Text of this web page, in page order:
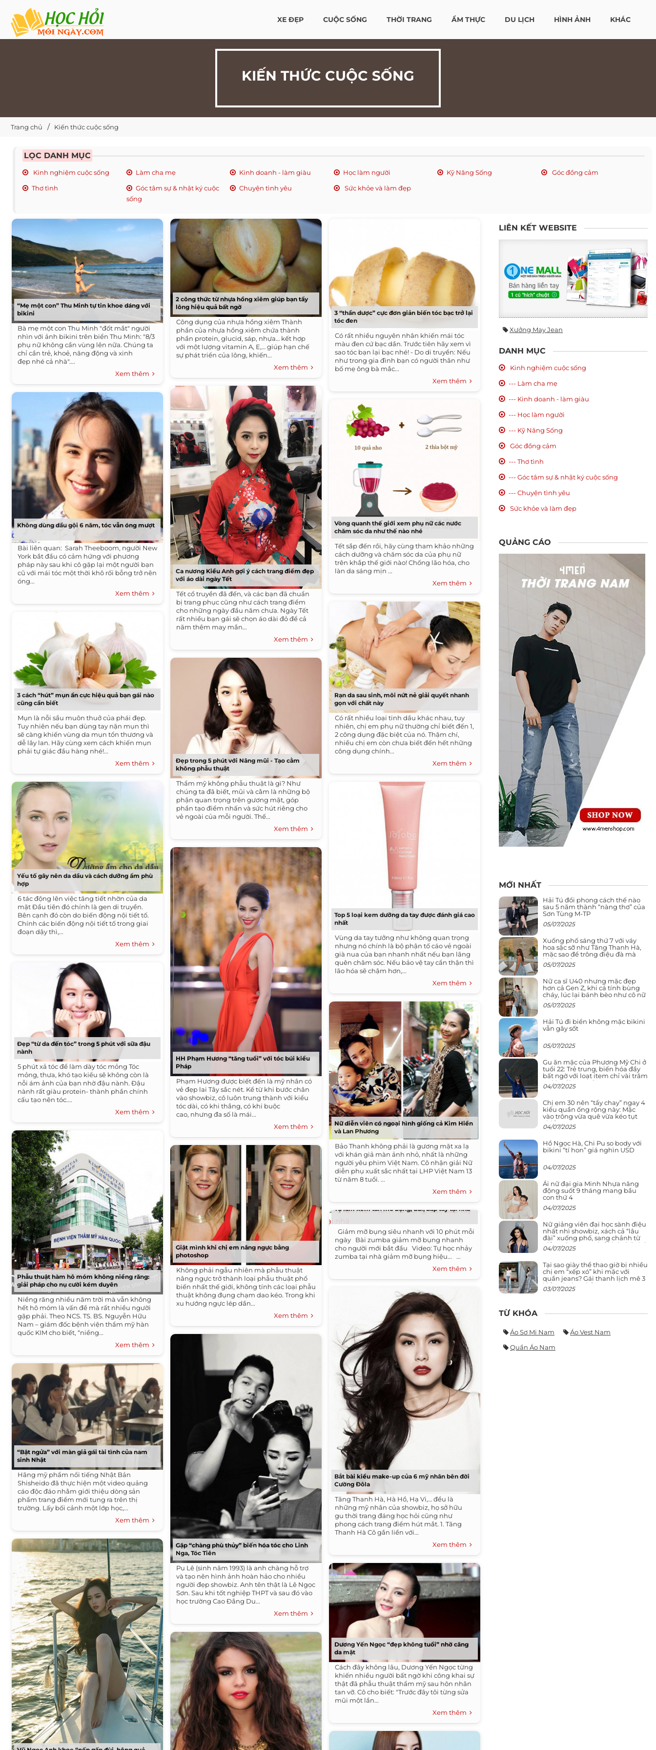
XE ĐẸP CUỘC SỐNG THỜI TRANG ẨM THỰC DU LỊCH HÌNH ẢNH KHÁC
KIẾN THỨC CUỘC SỐNG
Trang chủ Kiến thức cuộc sống
LỌC DANH MỤC
Kinh nghiệm cuộc sống Làm cha mẹ Kinh doanh - làm giàu Học làm người Kỹ Năng Sống
Góc đồng cảm
Thơ tình
Góc tâm sự & nhật ký cuộc
sống
Chuyện tình yêu Sức khỏe và làm đẹp
“Mẹ một con” Thu Minh tự tin khoe dáng với
bikini
Bà mẹ một con Thu Minh "đốt mắt" người
nhìn với ảnh bikini trên biển Thu Minh: "8/3
phụ nữ không cần vùng lên nữa. Chúng ta
chỉ cần trẻ, khoẻ, năng động và xinh
đẹp nhé cả nhà"....
Xem thêm
Không dùng dầu gội 6 năm, tóc vẫn óng mượt
Bài liên quan: Sarah Theeboom, người New
York bắt đầu có cảm hứng với phương
pháp này sau khi cô gặp lại một người bạn
cũ với mái tóc một thời khô rối bỗng trở nên
óng...
Xem thêm
3 cách “hút” mụn ẩn cực hiệu quả bạn gái nào
cũng cần biết
Mụn là nỗi sầu muôn thuở của phái đẹp.
Tuy nhiên nếu bạn dùng tay nặn mụn thì
sẽ càng khiến vùng da mụn tổn thương và
dễ lây lan. Hãy cùng xem cách khiến mụn
phải tự giác đầu hàng nhé!...
Xem thêm
Yếu tố gây nên da dầu và cách dưỡng ẩm phù
hợp
6 tác động lên việc tăng tiết nhờn của da
mặt Đầu tiên đó chính là gen di truyền.
Bên cạnh đó còn do biến động nội tiết tố.
Chính các biến động nội tiết tố trong giai
đoạn dậy thì,...
Xem thêm
Đẹp “từ da đến tóc” trong 5 phút với sữa đậu
nành
5 phút xả tóc để làm dày tóc mỏng Tóc
mỏng, thưa, khó tạo kiểu sẽ không còn là
nỗi ám ảnh của bạn nhờ đậu nành. Đậu
nành rất giàu protein- thành phần chính
cấu tạo nên tóc....
Xem thêm
Phẫu thuật hàm hô móm không niềng răng:
giải pháp cho nụ cười kém duyên
Niềng răng nhiều năm trời mà vẫn không
hết hô móm là vấn đề mà rất nhiều người
gặp phải. Theo NCS. TS. BS. Nguyễn Hữu
Nam – giám đốc bệnh viện thẩm mỹ hàn
quốc KIM cho biết, “niềng...
Xem thêm
“Bật ngửa” với màn giả gái tài tình của nam
sinh Nhật
Hãng mỹ phẩm nổi tiếng Nhật Bản
Shisheido đã thực hiện một video quảng
cáo độc đáo nhằm giới thiệu dòng sản
phẩm trang điểm mới tung ra trên thị
trường. Lấy bối cảnh một lớp học,...
Xem thêm
2 công thức từ nhựa hồng xiêm giúp bạn tẩy
lông hiệu quả bất ngờ
Công dụng của nhựa hồng xiêm Thành
phần của nhựa hồng xiêm chứa thành
phần protein, glucid, sáp, nhựa… kết hợp
với một lượng vitamin A, E,… giúp hạn chế
sự phát triển của lông, khiến...
Xem thêm
Ca nương Kiều Anh gợi ý cách trang điểm đẹp
với áo dài ngày Tết
Tết cổ truyền đã đến, và các bạn đã chuẩn
bị trang phục cũng như cách trang điểm
cho những ngày đầu năm chưa. Ngày Tết
rất nhiều bạn gái sẽ chọn áo dài đỏ để cả
năm thêm may mắn...
Xem thêm
Đẹp trong 5 phút với Nâng mũi - Tạo cằm
không phẫu thuật
Thẩm mỹ không phẫu thuật là gì? Như
chúng ta đã biết, mũi và cằm là những bộ
phận quan trọng trên gương mặt, góp
phần tạo điểm nhấn và sức hút riêng cho
vẻ ngoài của mỗi người. Thế...
Xem thêm
HH Phạm Hương “tăng tuổi” với tóc búi kiểu
Pháp
Phạm Hương được biết đến là mỹ nhân có
vẻ đẹp lai Tây sắc nét. Kể từ khi bước chân
vào showbiz, cô luôn trung thành với kiểu
tóc dài, có khi thẳng, có khi buộc
cao, nhưng đa số là mái...
Xem thêm
Giật mình khi chị em nâng ngực bằng
photoshop
Không phải ngẫu nhiên mà phẫu thuật
nâng ngực trở thành loại phẫu thuật phổ
biến nhất thế giới, không tính các loại phẫu
thuật không đụng chạm dao kéo. Trong khi
xu hướng ngực lép dần...
Xem thêm
Gặp “chàng phù thủy” biến hóa tóc cho Linh
Nga, Tóc Tiên
Pu Lê (sinh năm 1993) là anh chàng hỗ trợ
và tạo nên hình ảnh hoàn hảo cho nhiều
người đẹp showbiz. Anh tên thật là Lê Ngọc
Sơn. Sau khi tốt nghiệp THPT và sau đó vào
học trường Cao Đẳng Du...
Xem thêm
3 “thần dược” cực đơn giản biến tóc bạc trở lại
tóc đen
Có rất nhiều nguyên nhân khiến mái tóc
màu đen cứ bạc dần. Trước tiên hãy xem vì
sao tóc bạn lại bạc nhé! - Do di truyền: Nếu
như trong gia đình bạn có người thân như
bố mẹ ông bà mắc...
Xem thêm
Vòng quanh thế giới xem phụ nữ các nước
chăm sóc da như thế nào nhé
Tết sắp đến rồi, hãy cùng tham khảo những
cách dưỡng và chăm sóc da của phụ nữ
trên khắp thế giới nào! Chống lão hóa, cho
làn da sáng mịn ...
Xem thêm
Rạn da sau sinh, môi nứt nẻ giải quyết nhanh
gọn với chất này
Có rất nhiều loại tinh dầu khác nhau, tuy
nhiên, chị em phụ nữ thường chỉ biết đến 1,
2 công dụng đặc biệt của nó. Thậm chí,
nhiều chị em còn chưa biết đến hết những
công dụng chính...
Xem thêm
Top 5 loại kem dưỡng da tay được đánh giá cao
nhất
Vùng da tay tưởng như không quan trọng
nhưng nó chính là bộ phận tố cáo vẻ ngoài
già nua của bạn nhanh nhất nếu bạn lãng
quên chăm sóc. Nếu bảo vệ tay cẩn thận thì
lão hóa sẽ chậm hơn,...
Xem thêm
Nữ diễn viên có ngoại hình giống cả Kim Hiền
và Lan Phương
Bảo Thanh không phải là gương mặt xa lạ
với khán giả màn ảnh nhỏ, nhất là những
người yêu phim Việt Nam. Cô nhận giải Nữ
diễn phụ xuất sắc nhất tại LHP Việt Nam 13
từ năm 8 tuổi. ...
Xem thêm
Tự làm kem tan mỡ bụng, đùi, bắp tay tại nhà
Giảm mỡ bụng siêu nhanh với 10 phút mỗi
ngày Bài zumba giảm mỡ bụng nhanh
cho người mới bắt đầu Video: Tự học nhảy
zumba tại nhà giảm mỡ bụng hiệu... ...
Xem thêm
Bắt bài kiểu make-up của 6 mỹ nhân bên đời
Cường Đôla
Tăng Thanh Hà, Hà Hồ, Hạ Vi,… đều là
những mỹ nhân của showbiz, họ sở hữu
gu thời trang đáng học hỏi cũng như
phong cách trang điểm hút mắt. 1. Tăng
Thanh Hà Cô gắn liền với...
Xem thêm
Dương Yến Ngọc “đẹp không tuổi” nhờ căng
da mặt
Cách đây không lâu, Dương Yến Ngọc từng
khiến nhiều người bất ngờ khi công khai sự
thật đã phẫu thuật thẩm mỹ sau hôn nhân
tan vỡ. Cô cho biết: "Trước đây tôi từng sửa
mũi một lần...
Xem thêm
LIÊN KẾT WEBSITE
Xưởng May Jean
DANH MỤC
Kinh nghiệm cuộc sống
--- Làm cha mẹ
--- Kinh doanh - làm giàu
--- Học làm người
--- Kỹ Năng Sống
Góc đồng cảm
--- Thơ tình
--- Góc tâm sự & nhật ký cuộc sống
--- Chuyện tình yêu
Sức khỏe và làm đẹp
QUẢNG CÁO
MỚI NHẤT
Hải Tú đổi phong cách thế nào
sau 5 năm thành “nàng thơ” của
Sơn Tùng M-TP
05/07/2025
Xuống phố sáng thứ 7 với váy
hoa sặc sỡ như Tăng Thanh Hà,
mặc sao để trông điệu đà mà
không sến
05/07/2025
Nữ ca sĩ U40 nhưng mặc đẹp
hơn cả Gen Z, khi cá tính bùng
cháy, lúc lại bánh bèo như cô nữ
chính ngôn tình
05/07/2025
Hải Tú đi biển không mặc bikini
vẫn gây sốt
05/07/2025
Gu ăn mặc của Phương Mỹ Chi ở
tuổi 22: Trẻ trung, biến hóa đầy
bất ngờ với loạt item chỉ vài trăm
nghìn đã mua được
04/07/2025
Chị em 30 nên “tẩy chay” ngay 4
kiểu quần ống rộng này: Mặc
vào trông vừa quê vừa kéo tụt
chiều cao
04/07/2025
Hồ Ngọc Hà, Chi Pu so body với
bikini “tí hon” giá nghìn USD
04/07/2025
Ái nữ đại gia Minh Nhựa năng
động suốt 9 tháng mang bầu
con thứ 4
04/07/2025
Nữ giảng viên đại học sành điệu
nhất nhì showbiz, xách cả “lâu
đài” xuống phố, sang chảnh từ
giảng đường ra phố khó ai đọ lại
04/07/2025
Tại sao giày thể thao giờ bị nhiều
chị em “xếp xó” khi mặc với
quần jeans? Gái thanh lịch mê 3
kiểu này hơn hẳn
03/07/2025
TỪ KHÓA
Áo Sơ Mi Nam
Áo Vest Nam
Quần Áo Nam